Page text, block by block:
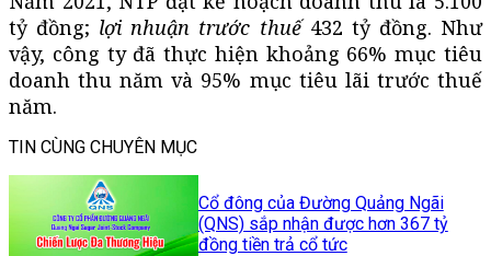
tỷ đồng; lợi nhuận trước thuế432 tỷ đồng. Như
vậy, công ty đã thực hiện khoảng 66% mục tiêu
doanh thu năm và 95% mục tiêu lãi trước thuế
năm.
TIN CÙNG CHUYÊN MỤC
Cổ đông của Đường Quảng Ngãi
(QNS) sắp nhận được hơn 367 tỷ
đồng tiền trả cổ tức